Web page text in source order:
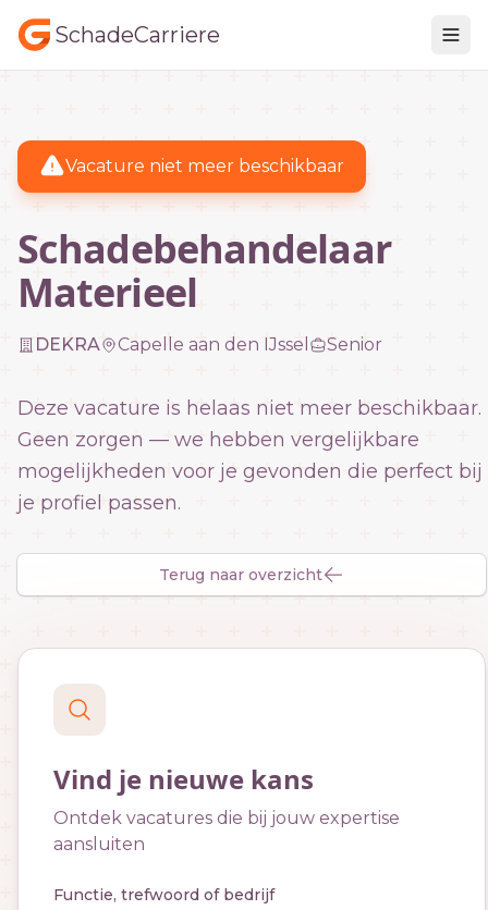
SchadeCarriere
Vacature niet meer beschikbaar
Schadebehandelaar
Materieel
DEKRA Capelle aan den IJssel Senior
Deze vacature is helaas niet meer beschikbaar.
Geen zorgen — we hebben vergelijkbare
mogelijkheden voor je gevonden die perfect bij
je profiel passen.
Terug naar overzicht
Vind je nieuwe kans
Ontdek vacatures die bij jouw expertise
aansluiten
Functie, trefwoord of bedrijf